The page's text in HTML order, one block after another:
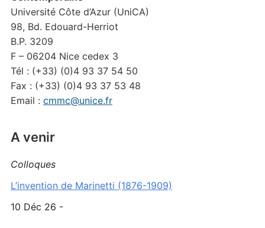
Université Côte d’Azur (UniCA)
98, Bd. Edouard-Herriot
B.P. 3209
F – 06204 Nice cedex 3
Tél : (+33) (0)4 93 37 54 50
Fax : (+33) (0)4 93 37 53 48
Email : cmmc@unice.fr
A venir
Colloques
L’invention de Marinetti (1876-1909)
10 Déc 26 -